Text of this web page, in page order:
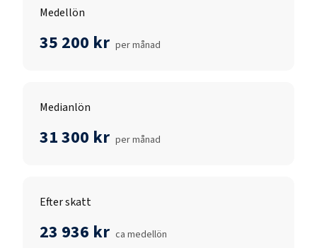
Medellön
35 200 kr per månad
Medianlön
31 300 kr per månad
Efter skatt
23 936 kr ca medellön